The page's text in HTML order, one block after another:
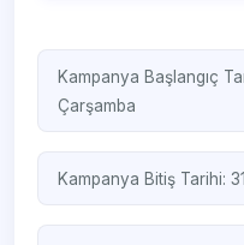
Kampanya Başlangıç
Çarşamba
Kampanya Bitiş Tarihi: